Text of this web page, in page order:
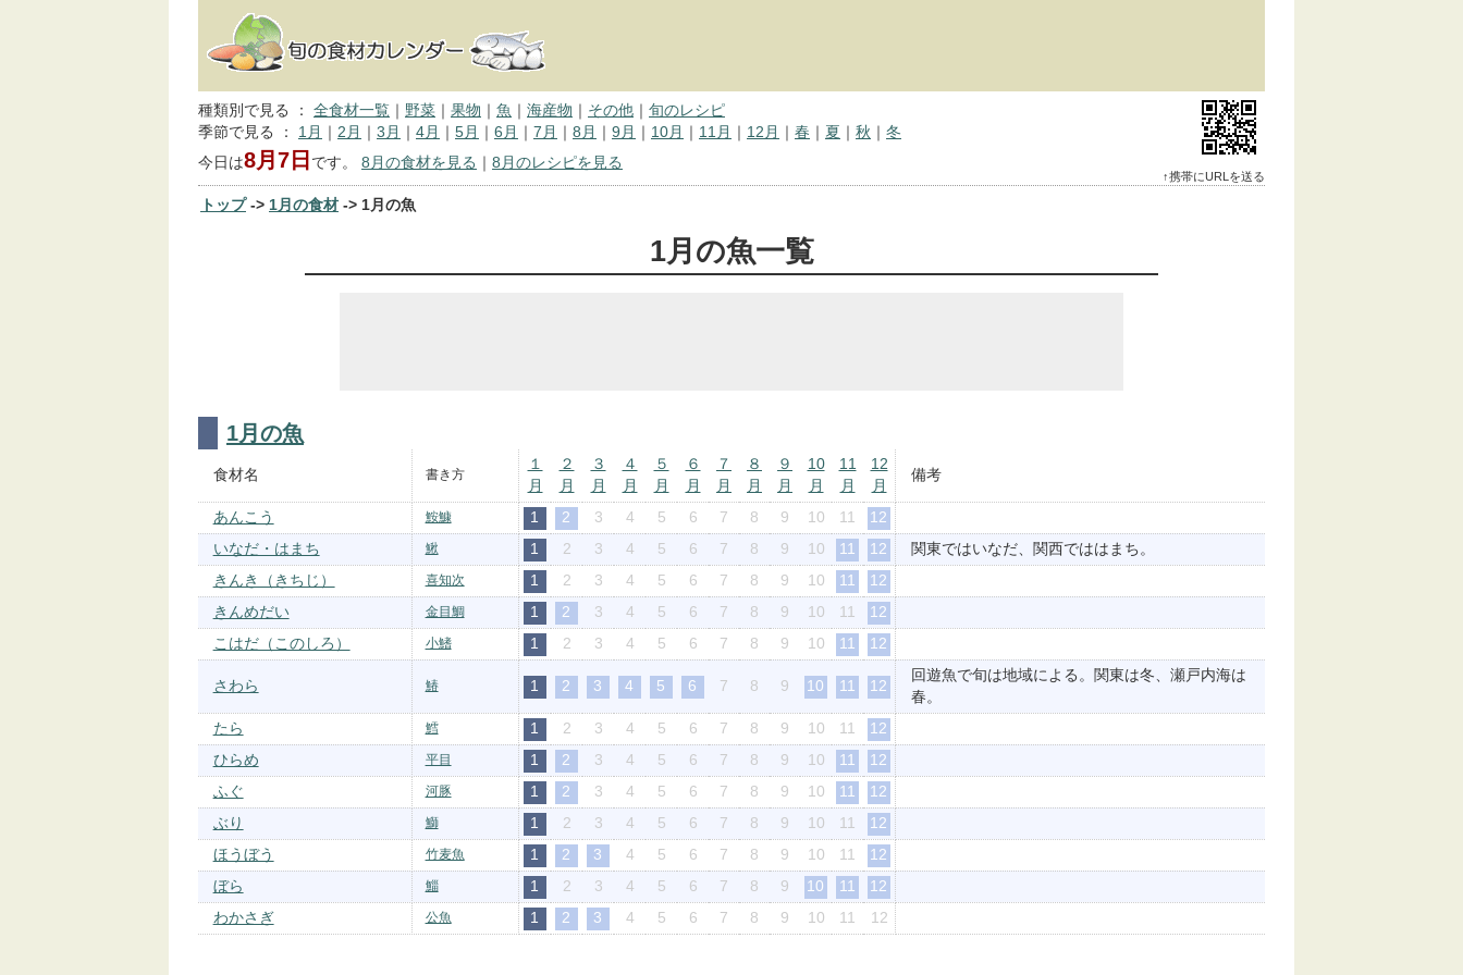
↑携帯にURLを送る
種類別で見る ： 全食材一覧 野菜 果物 魚 海産物 その他
旬のレシピ
季節で見る ： 1月 2月 3月 4月 5月 6月 7月 8月 9月 10月 11月 12月 春 夏 秋
冬
今日は8月7日 です。 8月の食材を見る 8月のレシピを見る
トップ-> 1月の食材 -> 1月の魚
1月の魚一覧
1月の魚
食材名 書き方
１
月
２
月
３
月
４
月
５
月
６
月
７
月
８
月
９
月
10
月
11
月
12
月
備考
あんこう 鮟鱇 1 2 3 4 5 6 7 8 9 10 11
12
いなだ・はまち
鰍 1 2 3 4 5 6 7 8 9 10 11 12
関東ではいなだ、関西でははまち。
きんき（きちじ）
喜知次 1 2 3 4 5 6 7 8 9 10 11
12
きんめだい
金目鯛 1 2 3 4 5 6 7 8 9 10 11
12
こはだ（このしろ）
小鰭 1 2 3 4 5 6 7 8 9 10 11 12
さわら 鰆 1 2 3 4 5 6 7 8 9 10 11 12
回遊魚で旬は地域による。関東は冬、瀬戸内海は
春。
たら
鱈 1 2 3 4 5 6 7 8 9 10 11
12
ひらめ
平目 1 2 3 4 5 6 7 8 9 10 11
12
ふぐ
河豚 1 2 3 4 5 6 7 8 9 10 11
12
ぶり
鰤 1 2 3 4 5 6 7 8 9 10 11
12
ほうぼう
竹麦魚 1 2 3 4 5 6 7 8 9 10 11
12
ぼら
鯔 1 2 3 4 5 6 7 8 9 10 11
12
わかさぎ
公魚 1 2 3 4 5 6 7 8 9 10 11 12